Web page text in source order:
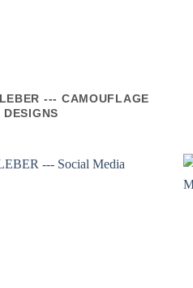
--- CAMOUFLAGE
DESIGNS